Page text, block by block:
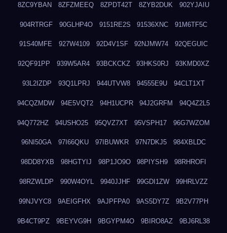
8ZC9YBAN 8ZFZMEEQ 8ZPDT42T 8ZYB2DUK 902YJAIU
904RTRGF 90GLHP4O 9151RE2S 91536XNC 91M6TF5C
91S40MFE 927W4109 92D4V1SF 92NJMW74 92QEGUIC
92QF91PP 939W5AR4 93BCKCKZ 93HKS0RJ 93KMD0XZ
93L2IZDP 93Q1LPRJ 944UTVW8 94555E9U 94CLT1XT
94CQZMDW 94E5VQT2 94H1UCPR 94J2GRFM 94Q4Z2L5
94Q772HZ 94USHO25 95QVZ7XT 95VSPH17 96G7WZOM
96NI50GA 97I66QKU 97IBUWKR 97N7DKJ5 984XBLDC
98DD8YXB 98HGTYIJ 98P1JO9O 98PIYSH9 98RHROFI
98RZWLDP 990W4OYL 9940JJHF 99GDI1ZW 99HRLVZZ
99NJVYC8 9AEIGFHX 9AJPFPA0 9AS5DY7Z 9B2V77PH
9B4CT9PZ 9BEYVG9H 9BGYPM4O 9BIRO8AZ 9BJ6RL38